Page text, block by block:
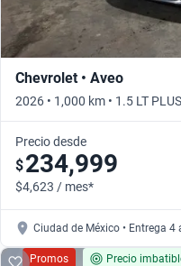
Chevrolet • Aveo
2026 • 1,000 km • 1.5 LT
Precio desde
$234,999
$4,623 / mes*
Ciudad de México • Entrega 4
Promos Precio